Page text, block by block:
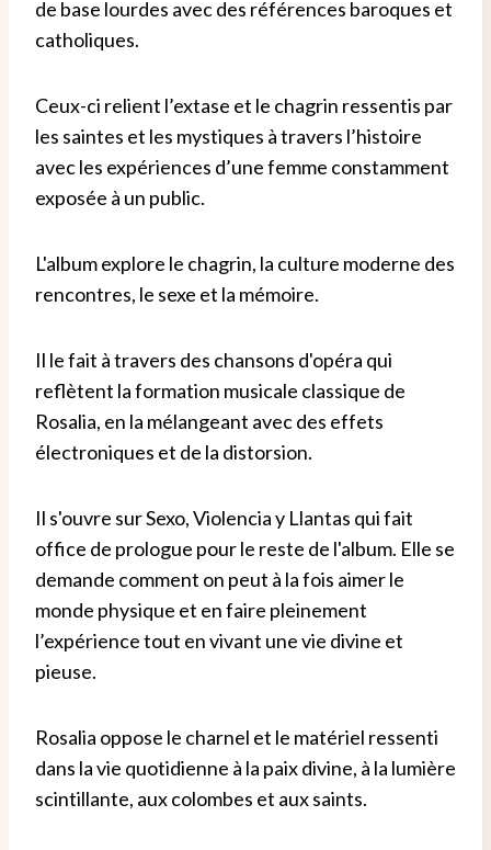
de base lourdes avec des références baroques et
catholiques.
Ceux-ci relient l’extase et le chagrin ressentis par
les saintes et les mystiques à travers l’histoire
avec les expériences d’une femme constamment
exposée à un public.
L'album explore le chagrin, la culture moderne des
rencontres, le sexe et la mémoire.
Il le fait à travers des chansons d'opéra qui
reflètent la formation musicale classique de
Rosalia, en la mélangeant avec des effets
électroniques et de la distorsion.
Il s'ouvre sur Sexo, Violencia y Llantas qui fait
office de prologue pour le reste de l'album. Elle se
demande comment on peut à la fois aimer le
monde physique et en faire pleinement
l’expérience tout en vivant une vie divine et
pieuse.
Rosalia oppose le charnel et le matériel ressenti
dans la vie quotidienne à la paix divine, à la lumière
scintillante, aux colombes et aux saints.